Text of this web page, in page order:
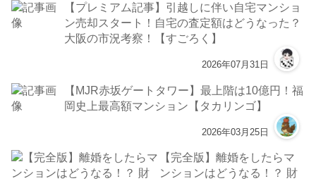
【プレミアム記事】引越しに伴い自宅マンショ
ン売却スタート！自宅の査定額はどうなった？
大阪の市況考察！【すごろく】
2026年07月31日
【MJR赤坂ゲートタワー】最上階は10億円！福
岡史上最高額マンション【タカリンゴ】
2026年03月25日
【完全版】離婚をしたらマ
ンションはどうなる！？ 財